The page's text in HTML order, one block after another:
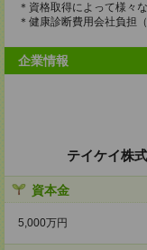
＊資格取得によって様々
＊健康診断費用会社負担
企業情報
テイケイ株
資本金
5,000万円